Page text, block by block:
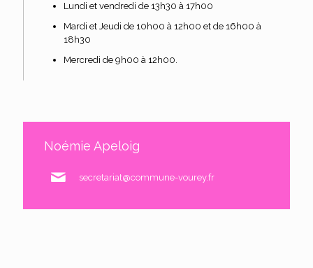
Lundi et vendredi de 13h30 à 17h00
Mardi et Jeudi de 10h00 à 12h00 et de 16h00 à
18h30
Mercredi de 9h00 à 12h00.
Noémie Apeloig
secretariat@commune-vourey.fr